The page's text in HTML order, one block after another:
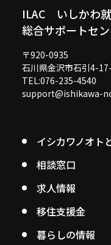
ILAC いしかわ
総合サポートセ
〒920-0935
石川県金沢市石引4-
TEL:076-235-4540
support@ishikawa-
イシカワノオト
相談窓口
求人情報
移住支援金
暮らしの情報